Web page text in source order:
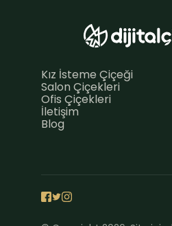
Kız İsteme Çiçeği
Salon Çiçekleri
Ofis Çiçekleri
İletişim
Blog